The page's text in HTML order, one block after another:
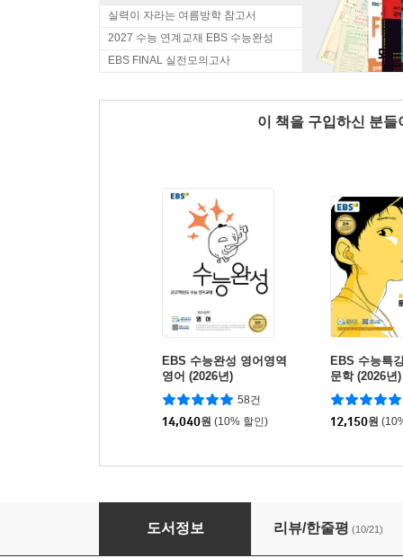
실력이 자라는 여름방학 참고서
2027 수능 연계교재 EBS 수능완성
EBS FINAL 실전모의고사
이 책을 구입하신 분
EBS 수능완성 영어영역
영어 (2026년)
58건
14,040원 (10% 할인)
EBS 수능특
문학 (2026년
대비)
12,150원
EBS 수능완성 수학영역 수학1·수학2·확률과
도서정보 리뷰/한줄평 (10/21)